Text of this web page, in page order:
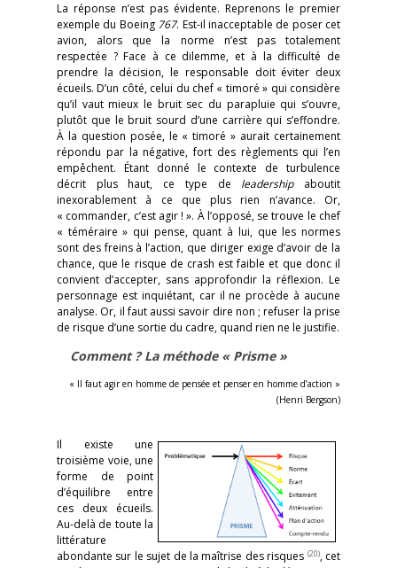
La réponse n’est pas évidente. Reprenons le premier
exemple du Boeing 767. Est-il inacceptable de poser cet
avion, alors que la norme n’est pas totalement
respectée ? Face à ce dilemme, et à la difficulté de
prendre la décision, le responsable doit éviter deux
écueils. D’un côté, celui du chef « timoré » qui considère
qu’il vaut mieux le bruit sec du parapluie qui s’ouvre,
plutôt que le bruit sourd d’une carrière qui s’effondre.
À la question posée, le « timoré » aurait certainement
répondu par la négative, fort des règlements qui l’en
empêchent. Étant donné le contexte de turbulence
décrit plus haut, ce type de leadershipaboutit
inexorablement à ce que plus rien n’avance. Or,
« commander, c’est agir ! ». À l’opposé, se trouve le chef
« téméraire » qui pense, quant à lui, que les normes
sont des freins à l’action, que diriger exige d’avoir de la
chance, que le risque de crash est faible et que donc il
convient d’accepter, sans approfondir la réflexion. Le
personnage est inquiétant, car il ne procède à aucune
analyse. Or, il faut aussi savoir dire non ; refuser la prise
de risque d’une sortie du cadre, quand rien ne le justifie.
Comment ? La méthode « Prisme »
« Il faut agir en homme de pensée et penser en homme d’action »
(Henri Bergson)
Il existe une
troisième voie, une
forme de point
d’équilibre entre
ces deux écueils.
Au-delà de toute la
littérature
abondante sur le sujet de la maîtrise des risques (20), cet